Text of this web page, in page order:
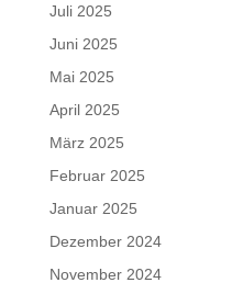
Juli 2025
Juni 2025
Mai 2025
April 2025
März 2025
Februar 2025
Januar 2025
Dezember 2024
November 2024